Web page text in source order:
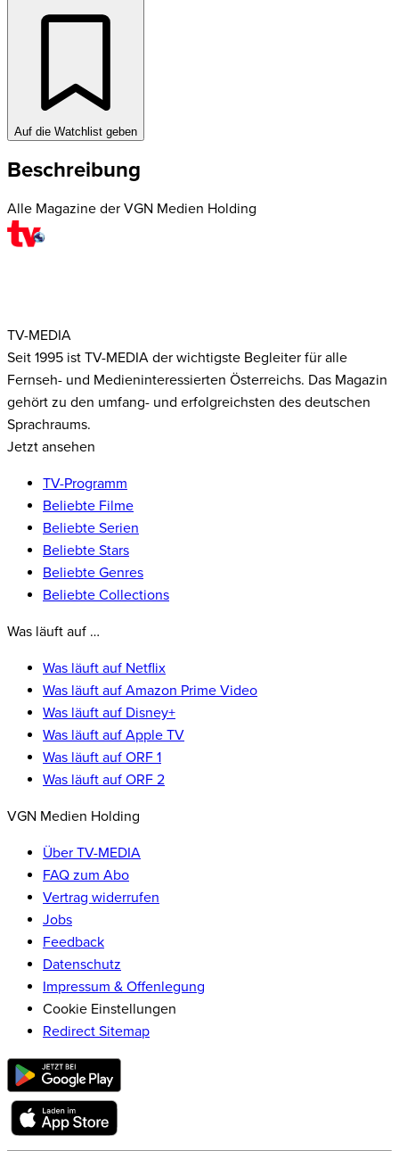
Auf die Watchlist geben
Beschreibung
Alle Magazine der VGN Medien Holding
TV-MEDIA
Seit 1995 ist TV-MEDIA der wichtigste Begleiter für alle
Fernseh- und Medieninteressierten Österreichs. Das Magazin
gehört zu den umfang- und erfolgreichsten des deutschen
Sprachraums.
Jetzt ansehen
TV-Programm
Beliebte Filme
Beliebte Serien
Beliebte Stars
Beliebte Genres
Beliebte Collections
Was läuft auf …
Was läuft auf Netflix
Was läuft auf Amazon Prime Video
Was läuft auf Disney+
Was läuft auf Apple TV
Was läuft auf ORF 1
Was läuft auf ORF 2
VGN Medien Holding
Über TV-MEDIA
FAQ zum Abo
Vertrag widerrufen
Jobs
Feedback
Datenschutz
Impressum & Offenlegung
Cookie Einstellungen
Redirect Sitemap